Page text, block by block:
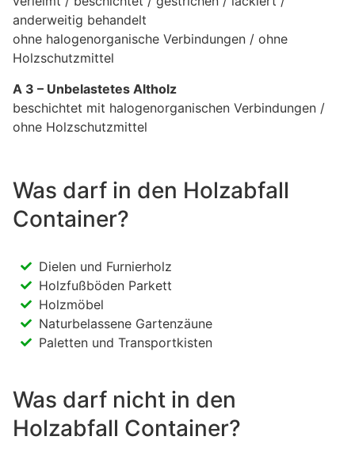
anderweitig behandelt
ohne halogenorganische Verbindungen / ohne
Holzschutzmittel
A 3 – Unbelastetes Altholz
beschichtet mit halogenorganischen Verbindungen /
ohne Holzschutzmittel
Was darf in den Holzabfall
Container?
Dielen und Furnierholz
Holzfußböden Parkett
Holzmöbel
Naturbelassene Gartenzäune
Paletten und Transportkisten
Was darf nicht in den
Holzabfall Container?